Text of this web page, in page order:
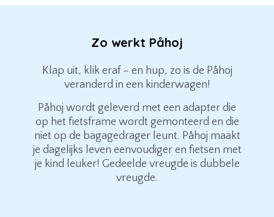
Zo werkt Påhoj
Klap uit, klik eraf – en hup, zo is de Påhoj
veranderd in een kinderwagen!
Påhoj wordt geleverd met een adapter die
op het fietsframe wordt gemonteerd en die
niet op de bagagedrager leunt. Påhoj maakt
je dagelijks leven eenvoudiger en fietsen met
je kind leuker! Gedeelde vreugde is dubbele
vreugde.